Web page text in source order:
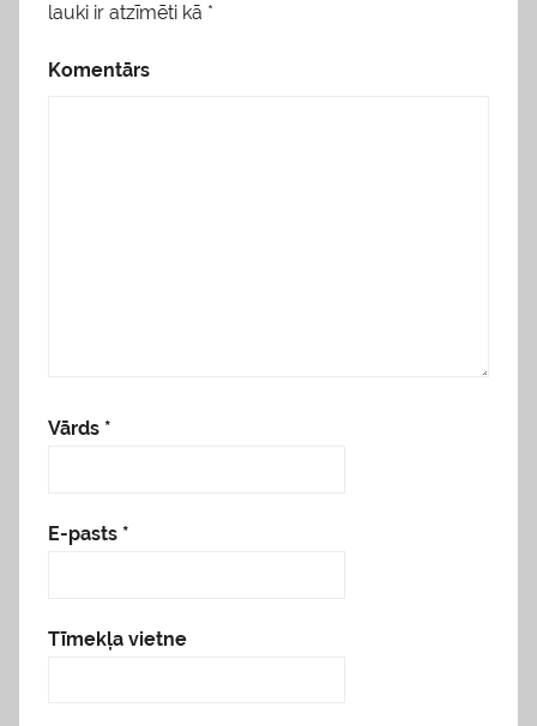
lauki ir atzīmēti kā *
Komentārs
Vārds *
E-pasts *
Tīmekļa vietne